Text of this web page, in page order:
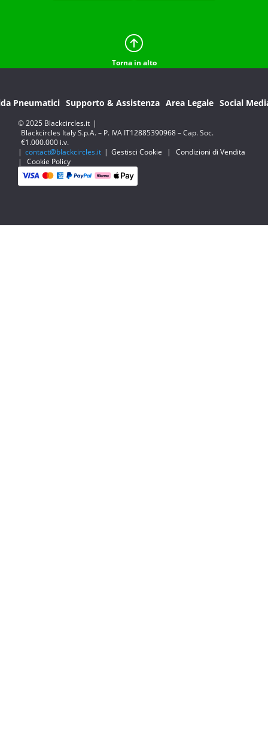
Torna in alto
Pneumatici Supporto & Assistenza Area Legale Social
© 2025 Blackcircles.it |
Blackcircles Italy S.p.A. – P. IVA IT12885390968 – Cap. Soc.
€1.000.000 i.v.
| contact@blackcircles.it | Gestisci Cookie |
Condizioni di Vendita
|
Cookie Policy